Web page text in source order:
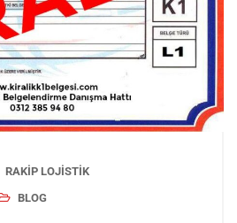
RAKIP LOJISTIK
BLOG